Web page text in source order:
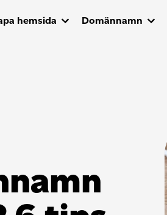
hemsida Domännamn